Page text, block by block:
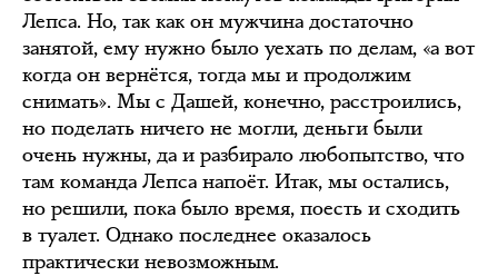
Лепса. Но, так как он мужчина достаточно
занятой, ему нужно было уехать по делам, «а вот
когда он вернётся, тогда мы и продолжим
снимать». Мы с Дашей, конечно, расстроились,
но поделать ничего не могли, деньги были
очень нужны, да и разбирало любопытство, что
там команда Лепса напоёт. Итак, мы остались,
но решили, пока было время, поесть и сходить
в туалет. Однако последнее оказалось
практически невозможным.